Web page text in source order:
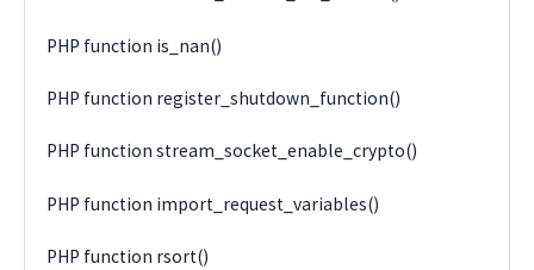
PHP function is_nan()
PHP function register_shutdown_function()
PHP function stream_socket_enable_crypto()
PHP function import_request_variables()
PHP function rsort()